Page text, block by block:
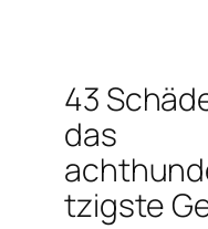
43
das
tzigste